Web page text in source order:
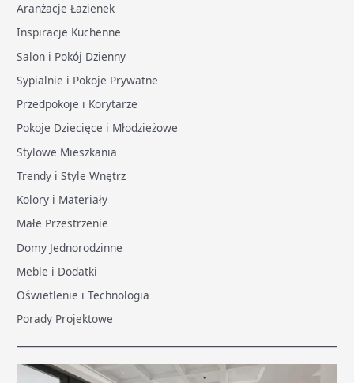
Aranżacje Łazienek
Inspiracje Kuchenne
Salon i Pokój Dzienny
Sypialnie i Pokoje Prywatne
Przedpokoje i Korytarze
Pokoje Dziecięce i Młodzieżowe
Stylowe Mieszkania
Trendy i Style Wnętrz
Kolory i Materiały
Małe Przestrzenie
Domy Jednorodzinne
Meble i Dodatki
Oświetlenie i Technologia
Porady Projektowe